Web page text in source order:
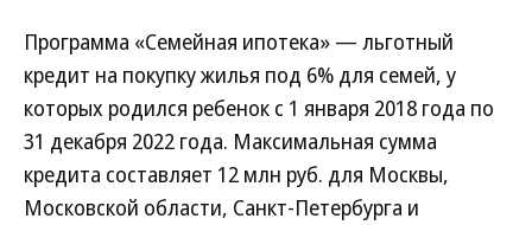
Программа «Семейная ипотека» — льготный
кредит на покупку жилья под 6% для семей, у
которых родился ребенок с 1 января 2018 года по
31 декабря 2022 года. Максимальная сумма
кредита составляет 12 млн руб. для Москвы,
Московской области, Санкт-Петербурга и